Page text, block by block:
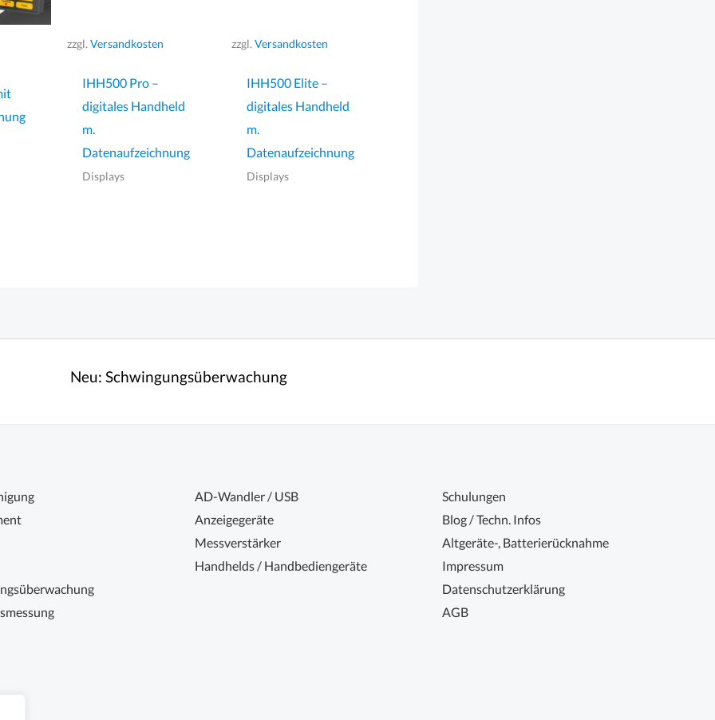
zzgl. Versandkosten
IHH500 Pro –
digitales Handheld
m.
Datenaufzeichnung
Displays
zzgl. Versandkosten
IHH500 Elite –
digitales Handheld
m.
Datenaufzeichnung
Displays
Neu: Schwingungsüberwachung
AD-Wandler / USB
Anzeigegeräte
Messverstärker
Handhelds / Handbediengeräte
Schulungen
Blog / Techn. Infos
Altgeräte-, Batterierücknahme
Impressum
Datenschutzerklärung
AGB